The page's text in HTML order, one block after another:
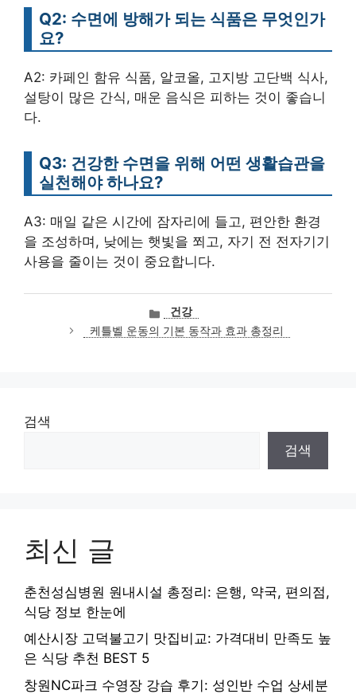
Q2: 수면에 방해가 되는 식품은 무엇인가
요?
A2: 카페인 함유 식품, 알코올, 고지방 고단백 식사,
설탕이 많은 간식, 매운 음식은 피하는 것이 좋습니
다.
Q3: 건강한 수면을 위해 어떤 생활습관을
실천해야 하나요?
A3: 매일 같은 시간에 잠자리에 들고, 편안한 환경
을 조성하며, 낮에는 햇빛을 쬐고, 자기 전 전자기기
사용을 줄이는 것이 중요합니다.
카
테
고
건강
케틀벨 운동의 기본 동작과 효과 총정리
검색
검색
최신 글
춘천성심병원 원내시설 총정리: 은행, 약국, 편의점,
식당 정보 한눈에
예산시장 고덕불고기 맛집비교: 가격대비 만족도 높
은 식당 추천 BEST 5
창원NC파크 수영장 강습 후기: 성인반 수업 상세분